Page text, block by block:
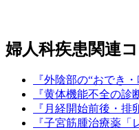
婦人科疾患関連
『外陰部の“おでき・
『黄体機能不全の診
『月経開始前後・排
『子宮筋腫治療薬「